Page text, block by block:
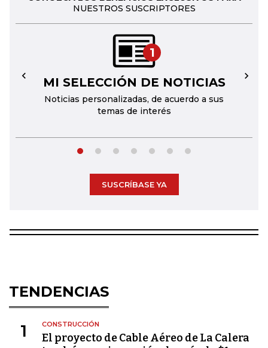
NUESTROS SUSCRIPTORES
1
MI SELECCIÓN DE NOTICIAS
Noticias personalizadas, de acuerdo a sus
temas de interés
← →
SUSCRÍBASE YA
TENDENCIAS
1 CONSTRUCCIÓN
El proyecto de Cable Aéreo de La Calera